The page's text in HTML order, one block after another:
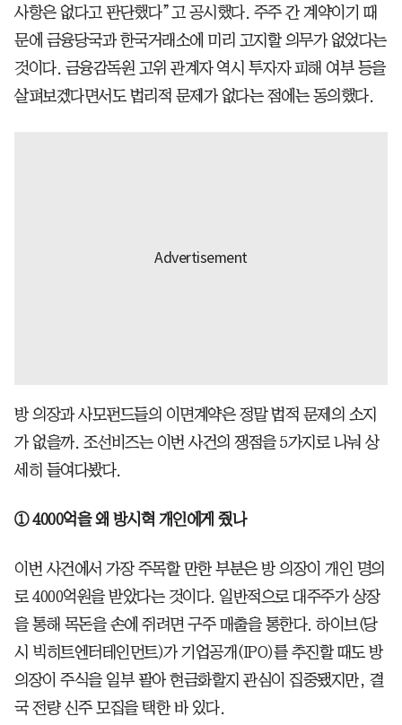
사항은 없다고 판단했다”고 공시했다. 주주 간 계약이기 때
문에 금융당국과 한국거래소에 미리 고지할 의무가 없었다는
것이다. 금융감독원 고위 관계자 역시 투자자 피해 여부 등을
살펴보겠다면서도 법리적 문제가 없다는 점에는 동의했다.
방 의장과 사모펀드들의 이면계약은 정말 법적 문제의 소지
가 없을까. 조선비즈는 이번 사건의 쟁점을 5가지로 나눠 상
세히 들여다봤다.
① 4000억을 왜 방시혁 개인에게 줬나
이번 사건에서 가장 주목할 만한 부분은 방 의장이 개인 명의
로 4000억원을 받았다는 것이다. 일반적으로 대주주가 상장
을 통해 목돈을 손에 쥐려면 구주 매출을 통한다. 하이브(당
시 빅히트엔터테인먼트)가 기업공개(IPO)를 추진할 때도 방
의장이 주식을 일부 팔아 현금화할지 관심이 집중됐지만, 결
국 전량 신주 모집을 택한 바 있다.